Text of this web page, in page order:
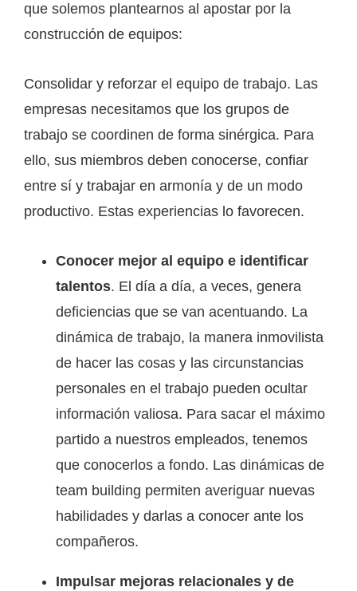
que solemos plantearnos al apostar por la
construcción de equipos:
Consolidar y reforzar el equipo de trabajo. Las
empresas necesitamos que los grupos de
trabajo se coordinen de forma sinérgica. Para
ello, sus miembros deben conocerse, confiar
entre sí y trabajar en armonía y de un modo
productivo. Estas experiencias lo favorecen.
Conocer mejor al equipo e identificar
talentos. El día a día, a veces, genera
deficiencias que se van acentuando. La
dinámica de trabajo, la manera inmovilista
de hacer las cosas y las circunstancias
personales en el trabajo pueden ocultar
información valiosa. Para sacar el máximo
partido a nuestros empleados, tenemos
que conocerlos a fondo. Las dinámicas de
team building permiten averiguar nuevas
habilidades y darlas a conocer ante los
compañeros.
Impulsar mejoras relacionales y de